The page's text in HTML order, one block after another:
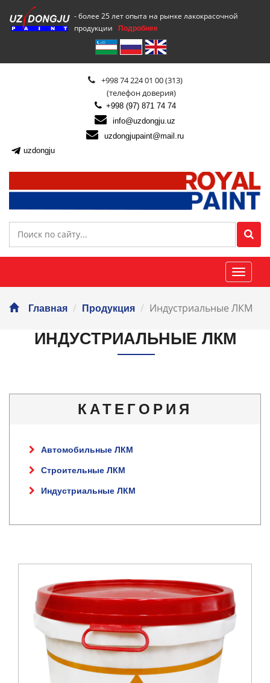
- более 25 лет опыта на рынке лакокрасочной
продукции
Подробнее
+998 74 224 01 00 (313)
(телефон доверия)
+998 (97) 871 74 74
info@uzdongju.uz
uzdongjupaint@mail.ru
uzdongju
Главная Продукция Индустриальные ЛКМ
ИНДУСТРИАЛЬНЫЕ ЛКМ
КАТЕГОРИЯ
Автомобильные ЛКМ
Строительные ЛКМ
Индустриальные ЛКМ